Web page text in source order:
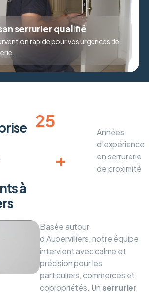
serrurier qualifié
rapide pour vos urgences de
rise
tsà
rs
Années
d’expérience
en serrurerie
de proximité
25
+
Basée autour
d’Aubervilliers, notre équipe
intervient avec calme et
précision pour les
particuliers, commerces et
copropriétés. Unserrurier